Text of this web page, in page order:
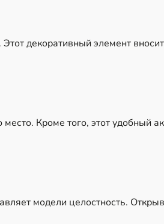
декоративный элемент
Кроме того, этот удобный
модели целостность.